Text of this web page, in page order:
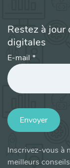
Restez à
digitales
E-mail *
Envoyer
Inscrivez-vous à
meilleurs conseils